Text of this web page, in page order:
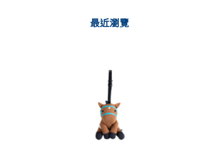
最近瀏覽